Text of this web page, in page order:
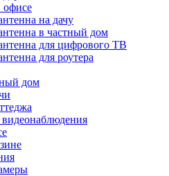
офисе
на дачу
в частный дом
для цифрового ТВ
для роутера
дом